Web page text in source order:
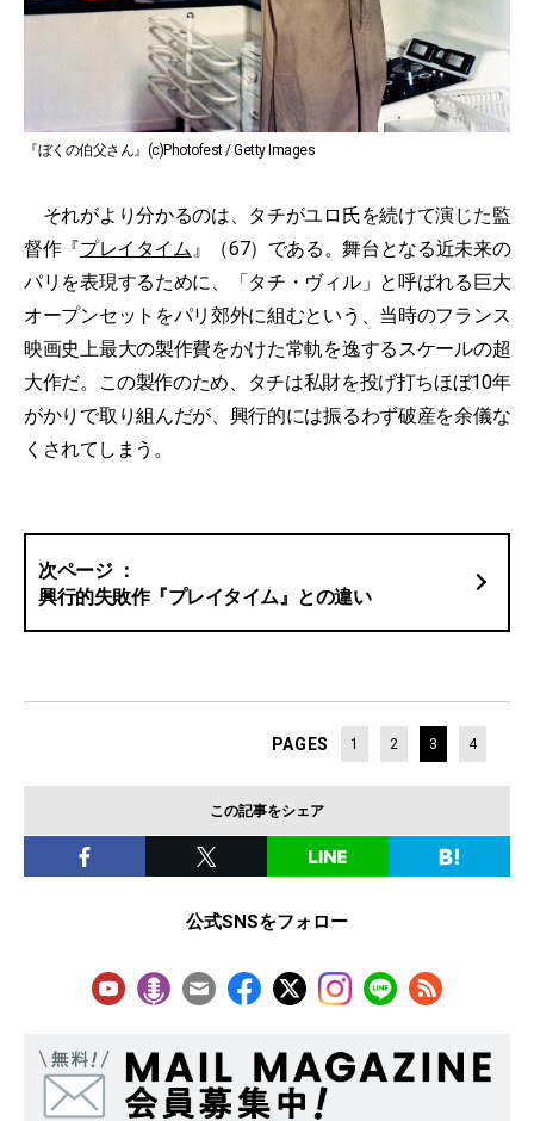
『ぼくの伯父さん』(c)Photofest / Getty Images
それがより分かるのは、タチがユロ氏を続けて演じた監
督作『プレイタイム』（67）である。舞台となる近未来の
パリを表現するために、「タチ・ヴィル」と呼ばれる巨大
オープンセットをパリ郊外に組むという、当時のフランス
映画史上最大の製作費をかけた常軌を逸するスケールの超
大作だ。この製作のため、タチは私財を投げ打ちほぼ10年
がかりで取り組んだが、興行的には振るわず破産を余儀な
くされてしまう。
興行的失敗作『プレイタイム』との違い
PAGES 1 2 3 4
この記事をシェア
公式SNSをフォロー